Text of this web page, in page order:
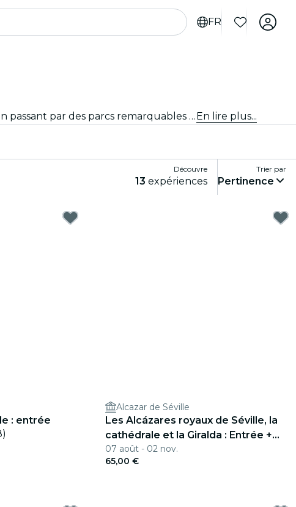
FR
Découvre les lieux incontournables de Séville. Des monuments emblématiques aux hauts lieux culturels, en passant par des parcs remarquables et des endroits plus méconnus, et explore-les grâce à ces expériences. Laisse-toi surprendre par tout ce qui rend Séville si unique.En lire plus...
Découvre
13 expériences
Trier par
Pertinence
: entrée
Alcazar de Séville
Les Alcázares royaux de Séville, la
cathédrale et la Giralda : Entrée +
visite de 3 h 30
07 août - 02 nov.
65,00 €